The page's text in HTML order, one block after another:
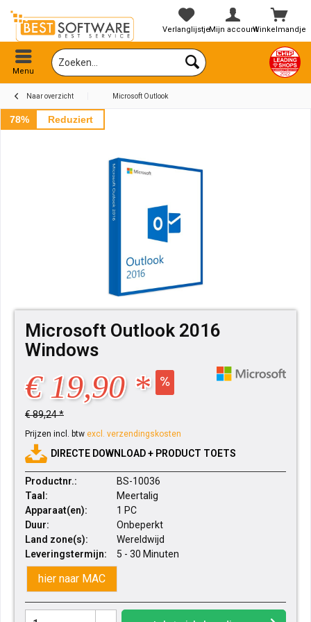
Winkelmandje
VerlanglijstjeMijn account
Menu
Naar overzicht Microsoft Outlook
78% Reduziert
Microsoft Outlook 2016
Windows
€ 19,90 *
€ 89,24 *
Prijzen incl. btw excl. verzendingskosten
DIRECTE DOWNLOAD + PRODUCT TOETS
Productnr.:
BS-10036
Taal:
Meertalig
Apparaat(en):
1 PC
Duur:
Onbeperkt
Land zone(s):
Wereldwijd
Leveringstermijn:
5 - 30 Minuten
hier naar MAC